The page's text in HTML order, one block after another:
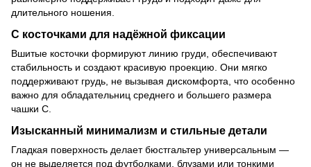
длительного ношения.
С косточками для надёжной фиксации
Вшитые косточки формируют линию груди, обеспечивают
стабильность и создают красивую проекцию. Они мягко
поддерживают грудь, не вызывая дискомфорта, что особенно
важно для обладательниц среднего и большего размера
чашки C.
Изысканный минимализм и стильные детали
Гладкая поверхность делает бюстгальтер универсальным —
он не выделяется под футболками, блузами или тонкими